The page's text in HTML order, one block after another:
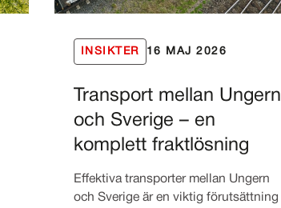
INSIKTER 16 MAJ 2026
Transport mellan Ungern
och Sverige – en
komplett fraktlösning
Effektiva transporter mellan Ungern
och Sverige är en viktig förutsättning